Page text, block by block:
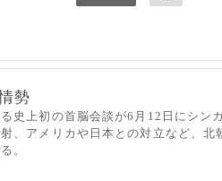
勢
史上初の首脳会談が6月12日にシン
、アメリカや日本との対立など、北
。